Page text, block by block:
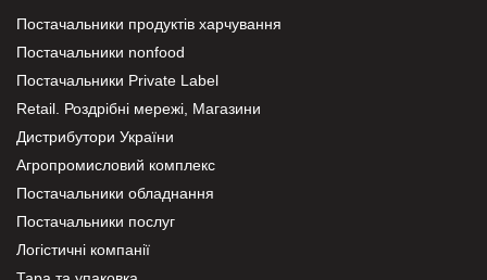
Постачальники продуктів харчування
Постачальники nonfood
Постачальники Private Label
Retail. Роздрібні мережі, Магазини
Дистрибутори України
Агропромисловий комплекс
Постачальники обладнання
Постачальники послуг
Логістичні компанії